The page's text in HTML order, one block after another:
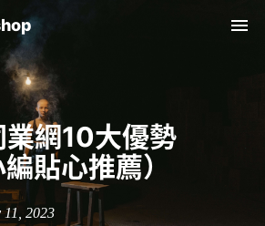
網10大優勢
貼心推薦）
11, 2023